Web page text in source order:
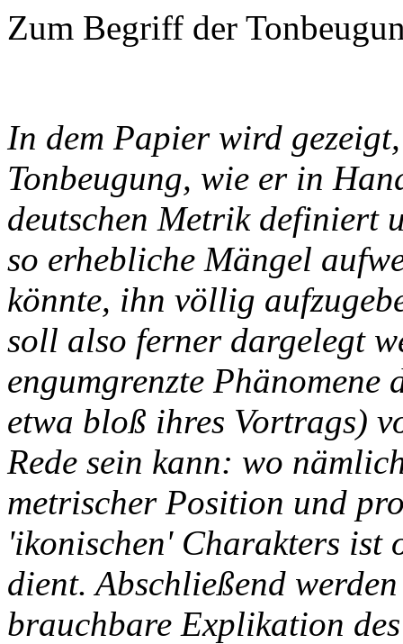
Zum Begriff der
In dem Papier wird
Tonbeugung, wie er in
deutschen Metrik definiert
so erhebliche Mängel
könnte, ihn völlig
soll also ferner dargelegt
engumgrenzte
etwa bloß ihres Vortrags)
Rede sein kann: wo
metrischer Position und
'ikonischen' Charakters ist
dient. Abschließend
brauchbare Explikation